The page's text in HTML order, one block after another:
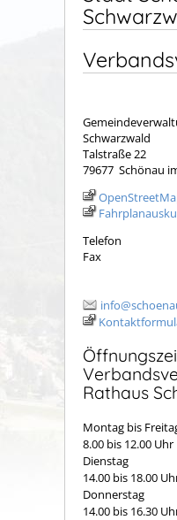
Schwarzwald
Talstraße 22
79677 Schönau
Telefon
Fax
Rathaus
Montag bis
8.00 bis 12.00 Uhr
Dienstag
14.00 bis 18.00
Donnerstag
14.00 bis 16.30